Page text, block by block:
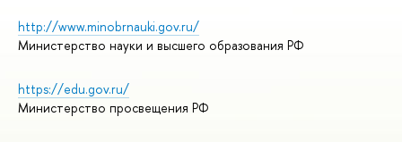
http://www.minobrnauki.gov.ru/
Министерство науки и высшего образования РФ
https://edu.gov.ru/
Министерство просвещения РФ